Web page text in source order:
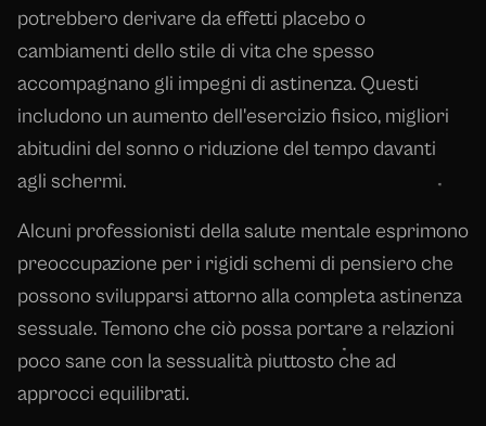
potrebbero derivare da effetti placebo o
cambiamenti dello stile di vita che spesso
accompagnano gli impegni di astinenza. Questi
includono un aumento dell'esercizio fisico, migliori
abitudini del sonno o riduzione del tempo davanti
agli schermi.
Alcuni professionisti della salute mentale esprimono
preoccupazione per i rigidi schemi di pensiero che
possono svilupparsi attorno alla completa astinenza
sessuale. Temono che ciò possa portare a relazioni
poco sane con la sessualità piuttosto che ad
approcci equilibrati.